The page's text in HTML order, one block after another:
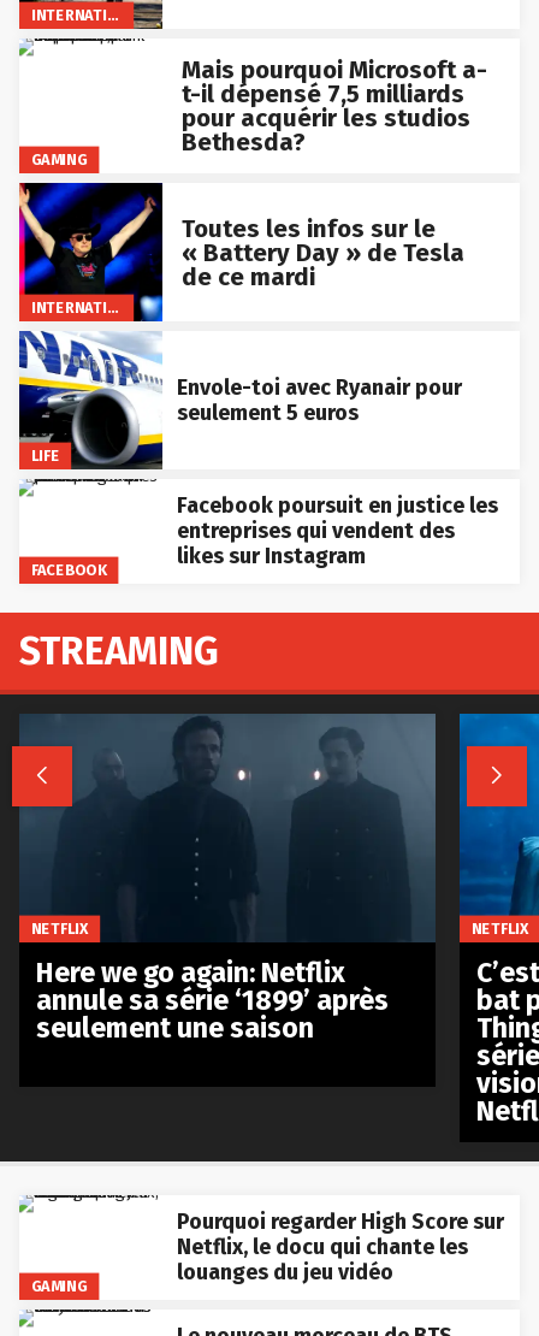
INTERNATIONAL
GAMING
Mais pourquoi Microsoft a-
t-il dépensé 7,5 milliards
pour acquérir les studios
Bethesda?
INTERNATIONAL
Toutes les infos sur le
« Battery Day » de Tesla
de ce mardi
LIFE
Envole-toi avec Ryanair pour
seulement 5 euros
FACEBOOK
Facebook poursuit en justice les
entreprises qui vendent des
likes sur Instagram
GAMING
Pourquoi regarder High Score sur
Netflix, le docu qui chante les
louanges du jeu vidéo
STREAMING
 
NETFLIX
Here we go again: Netflix
annule sa série ‘1899’ après
seulement une saison
NETFLIX
bat